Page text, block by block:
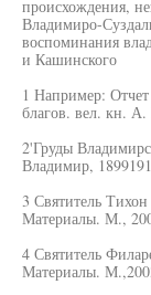
происхождения,
Владимиро-
воспоминания
и Кашинского
1 Например: Отчет
благов. вел. кн.
2'Груды
Владимир,
3 Святитель
Материалы. М.,
4 Святитель
Материалы.